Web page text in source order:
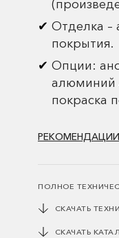
Отделка –
покрытия.
Опции:
алюминий
покраска
ПОЛНОЕ
СКАЧАТЬ
СКАЧАТЬ